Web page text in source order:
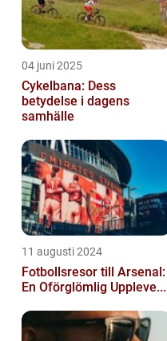
04 juni 2025
Cykelbana: Dess
betydelse i dagens
samhälle
11 augusti 2024
Fotbollsresor till Arsenal:
En Oförglömlig Uppleve...